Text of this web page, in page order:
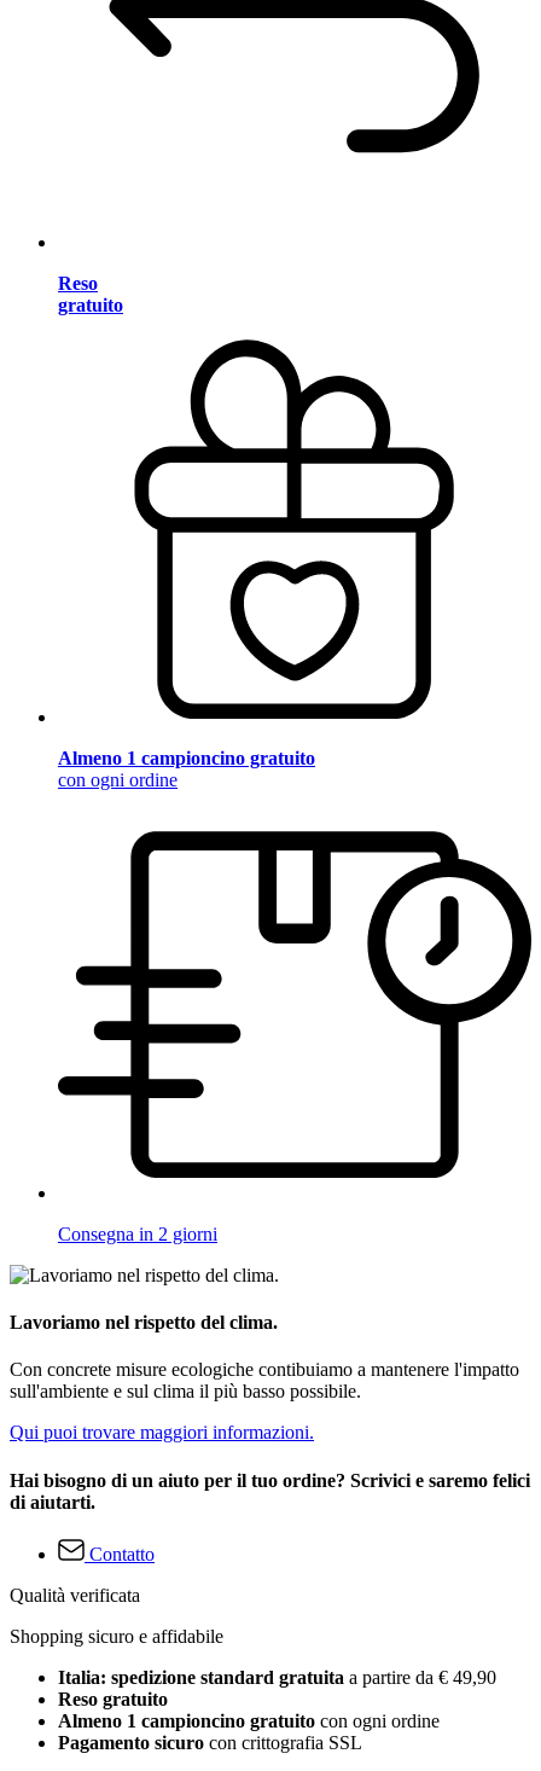
Reso
gratuito
Almeno 1 campioncino gratuito
con ogni ordine
Consegna in 2 giorni
Lavoriamo nel rispetto del clima.
Con concrete misure ecologiche contibuiamo a mantenere l'impatto
sull'ambiente e sul clima il più basso possibile.
Qui puoi trovare maggiori informazioni.
Hai bisogno di un aiuto per il tuo ordine? Scrivici e saremo felici
di aiutarti.
Contatto
Qualità verificata
Shopping sicuro e affidabile
Italia: spedizione standard gratuita a partire da € 49,90
Reso gratuito
Almeno 1 campioncino gratuito con ogni ordine
Pagamento sicuro con crittografia SSL